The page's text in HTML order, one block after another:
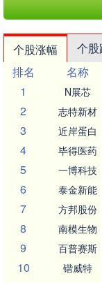
个股涨幅 个股
排名
名称
1
N展芯
2 志特新材
3 近岸蛋白
4 毕得医药
5 一博科技
6 泰金新能
7 方邦股份
8 南模生物
9 百普赛斯
10 锴威特